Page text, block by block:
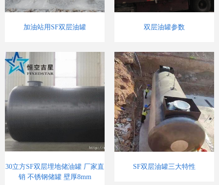
加油站用SF双层油罐 双层油罐参数
30立方SF双层埋地储油罐 厂家直
销 不锈钢储罐 壁厚8mm
SF双层油罐三大特性